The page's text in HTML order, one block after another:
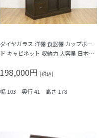
ダイヤガラス 洋棚 食器棚 カップボー
ド キャビネット 収納力 大容量 日本製
ル 木の温もり
198,000円 (税込)
幅 103 奥行 41 高さ 178